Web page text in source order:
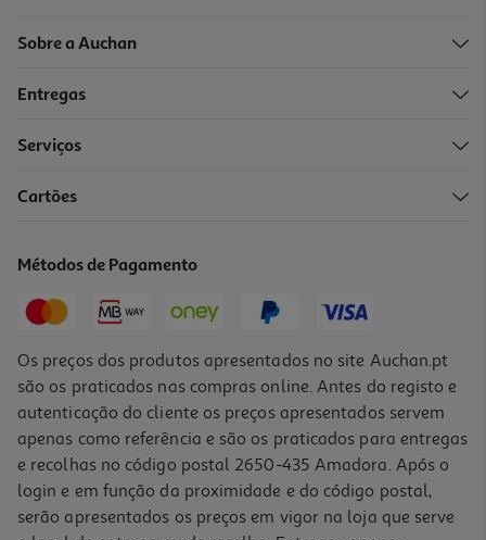
-25%
Price reduced from
6,79 €to
Promoção
Sobre a Auchan
Entregas
Serviços
Cartões
Métodos de Pagamento
Os preços dos produtos apresentados no site Auchan.pt
são os praticados nas compras online. Antes do registo e
autenticação do cliente os preços apresentados servem
apenas como referência e são os praticados para entregas
e recolhas no código postal 2650-435 Amadora. Após o
login e em função da proximidade e do código postal,
serão apresentados os preços em vigor na loja que serve